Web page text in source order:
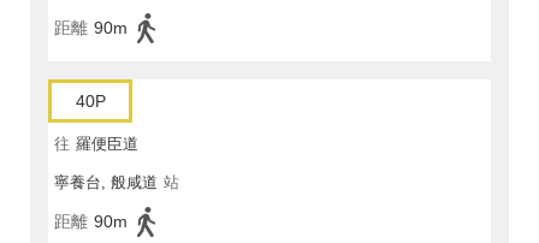
距離 90m
40P
往 羅便臣道
寧養台, 般咸道 站
距離 90m